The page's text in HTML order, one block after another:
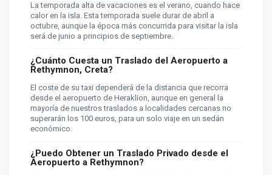
La temporada alta de vacaciones es el verano, cuando hace
calor en la isla. Esta temporada suele durar de abril a
octubre, aunque la época más concurrida para visitar la isla
será de junio a principios de septiembre.
¿Cuánto Cuesta un Traslado del Aeropuerto a
Rethymnon, Creta?
El coste de su taxi dependerá de la distancia que recorra
desde el aeropuerto de Heraklion, aunque en general la
mayoría de nuestros traslados a localidades cercanas no
superarán los 100 euros, para un solo viaje en un sedán
económico.
¿Puedo Obtener un Traslado Privado desde el
Aeropuerto a Rethymnon?